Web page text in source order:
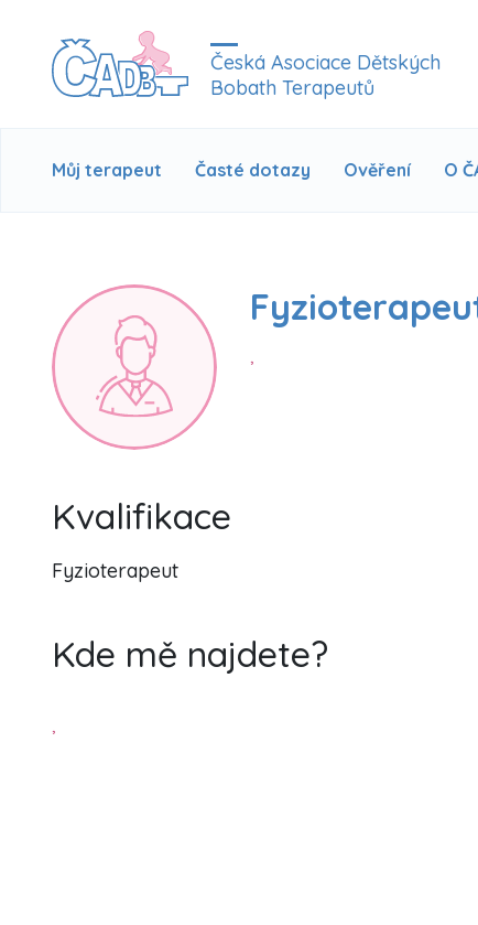
Česká Asociace Dětských
Bobath Terapeutů
Můj terapeut Časté dotazy Ověření O
,
Kvalifikace
Fyzioterapeut
Kde mě najdete?
,